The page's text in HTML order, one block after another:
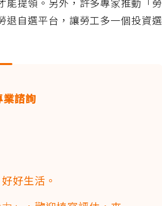
提領。另外，許多專家推動「勞
退自選平台，讓勞工多一個投資選
業諮詢
好生活。